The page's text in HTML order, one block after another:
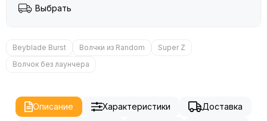
Выбрать
Beyblade Burst Волчки из Random
Super Z
Волчок без лаунчера
Описание Характеристики
Доставка